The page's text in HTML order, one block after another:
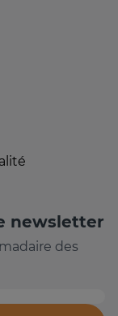
newsletter
des